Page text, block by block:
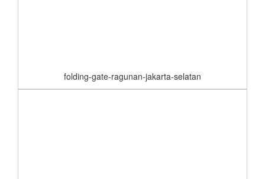
folding-gate-ragunan-jakarta-selatan